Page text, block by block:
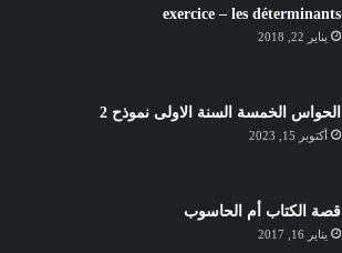
exercice – les déterminants
يناير 22, 2018
الحواس الخمسة السنة الاولى نموذح 2
أكتوبر 15, 2023
قصة الكتاب أم الحاسوب
يناير 16, 2017